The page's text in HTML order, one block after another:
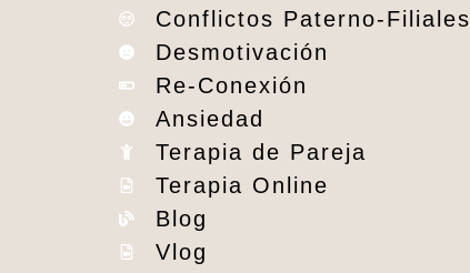
Conflictos Paterno-Filiales
Desmotivación
Re-Conexión
Ansiedad
Terapia de Pareja
Terapia Online
Blog
Vlog